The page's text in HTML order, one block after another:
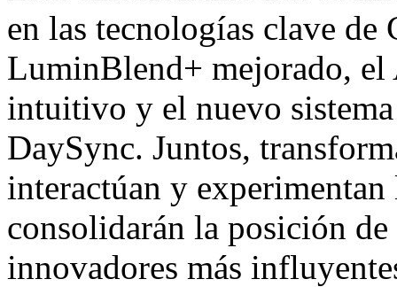
en las tecnologías clave de
LuminBlend+ mejorado,
intuitivo y el nuevo
DaySync. Juntos,
interactúan y
consolidarán la posición
innovadores más